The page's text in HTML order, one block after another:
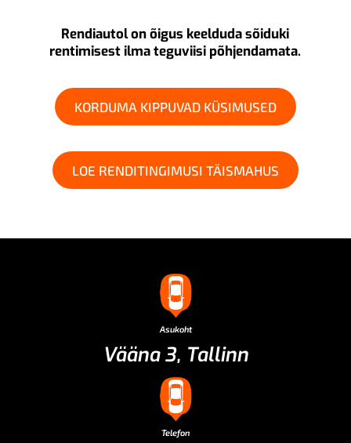
Rendiautol on õigus keelduda sõiduki
rentimisest ilma teguviisi põhjendamata.
KORDUMA KIPPUVAD KÜSIMUSED
LOE RENDITINGIMUSI TÄISMAHUS
Asukoht
Vääna 3, Tallinn
Telefon